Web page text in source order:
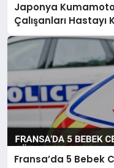
Japonya
Çalışanları
Fransa’da 5 Bebek